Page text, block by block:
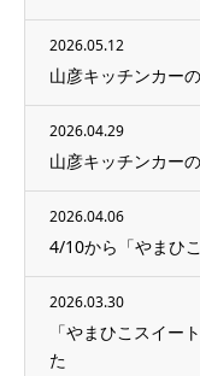
2026.05.12
山彦キッチンカー
2026.04.29
山彦キッチンカー
2026.04.06
4/10から「やまひ
2026.03.30
「やまひこスイー
た